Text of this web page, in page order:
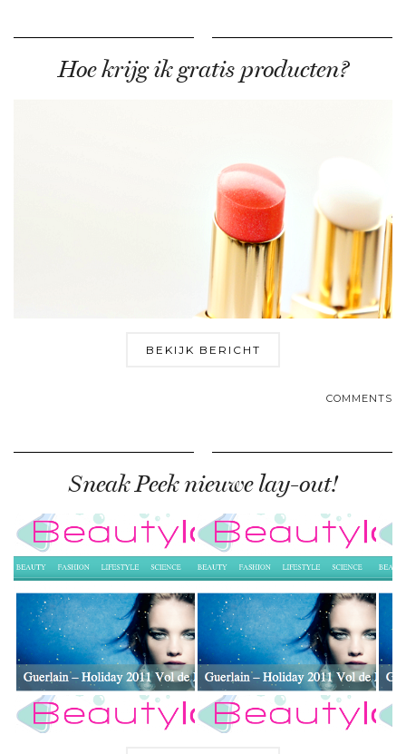
Hoe krijg ik gratis producten?
BEKIJK BERICHT
COMMENTS
Sneak Peek nieuwe lay-out!